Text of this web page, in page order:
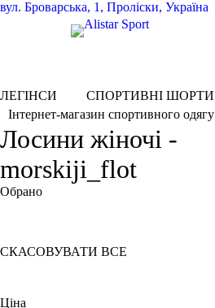
вул. Броварська, 1, Проліски, Україна
ЛЕГІНСИ СПОРТИВНІ ШОРТИ
Інтернет-магазин спортивного одягу
Лосини жіночі -
morskiji_flot
Обрано
СКАСОВУВАТИ ВСЕ
Ціна